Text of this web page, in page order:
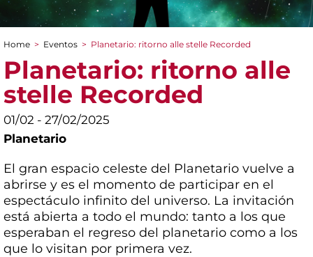
You are here
Home > Eventos > Planetario: ritorno alle stelle Recorded
Planetario: ritorno alle
stelle Recorded
01/02 - 27/02/2025
Planetario
El gran espacio celeste del Planetario vuelve a
abrirse y es el momento de participar en el
espectáculo infinito del universo. La invitación
está abierta a todo el mundo: tanto a los que
esperaban el regreso del planetario como a los
que lo visitan por primera vez.